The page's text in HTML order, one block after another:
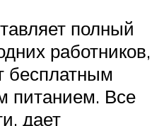
полный
работников,
бесплатным
питанием. Все
дает